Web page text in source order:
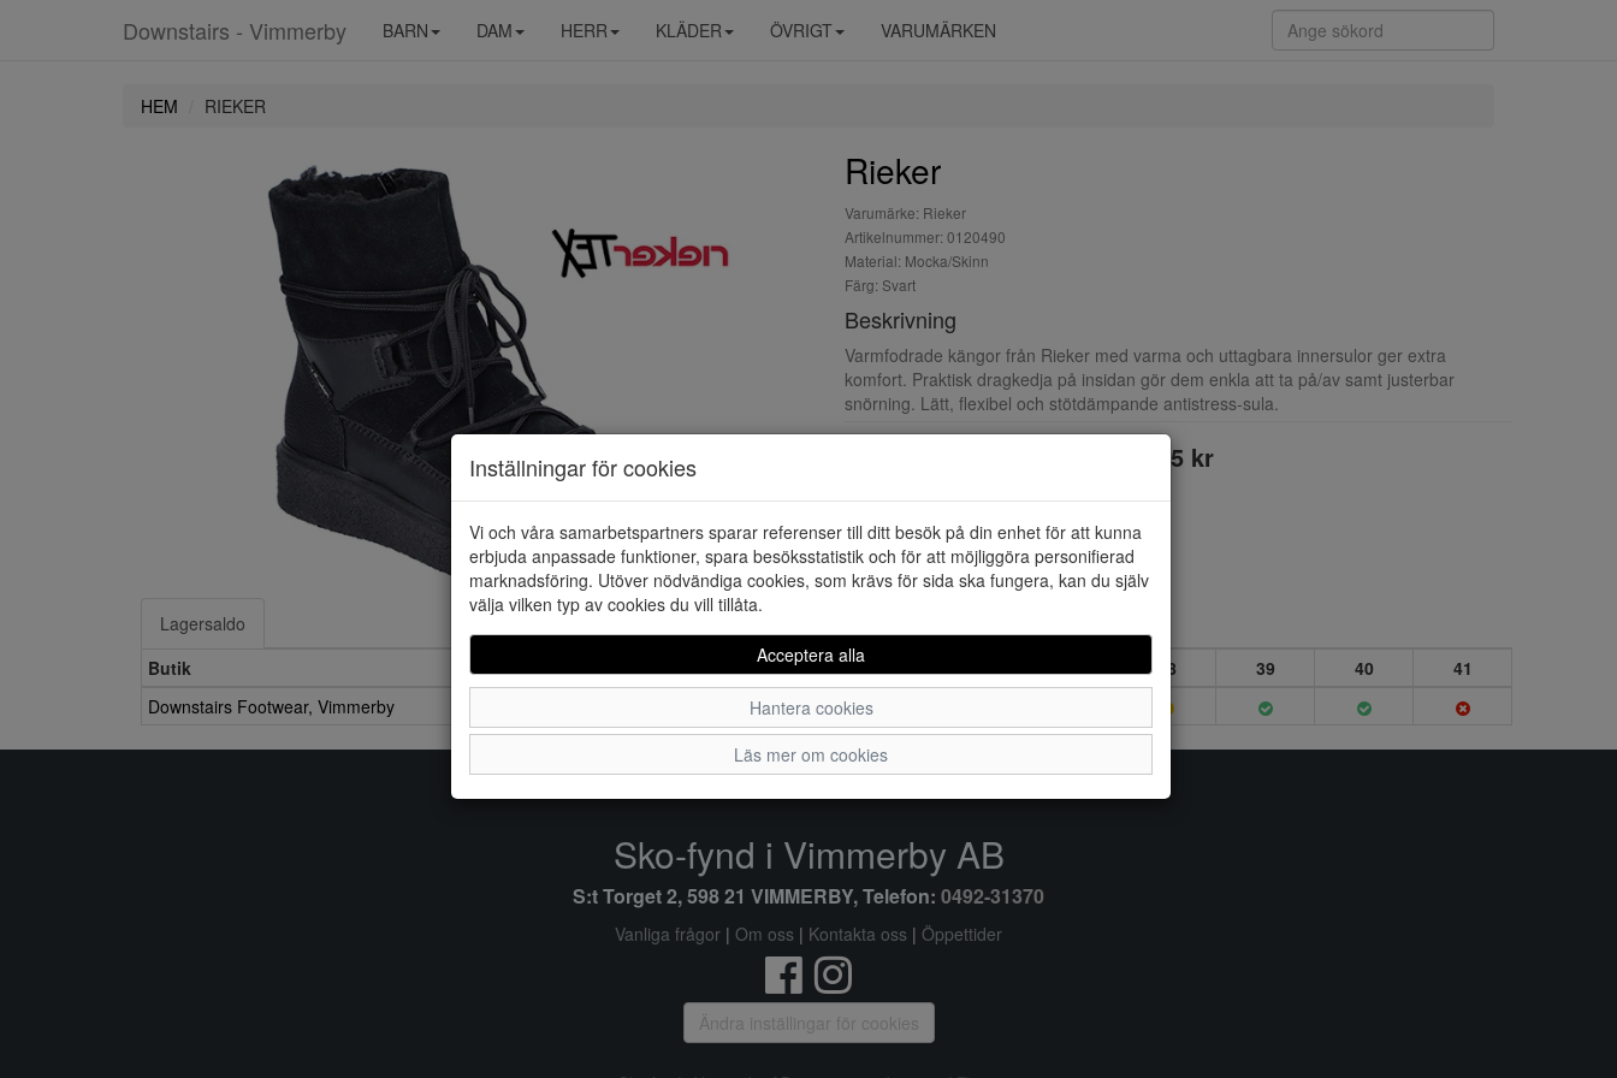
Downstairs - Vimmerby BARN DAM HERR KLÄDER ÖVRIGT VARUMÄRKEN
HEM RIEKER
Rieker
Varumärke: Rieker
Artikelnummer: 0120490
Material: Mocka/Skinn
Färg: Svart
Beskrivning
Varmfodrade kängor från Rieker med varma och uttagbara innersulor ger extra
komfort. Praktisk dragkedja på insidan gör dem enkla att ta på/av samt justerbar
snörning. Lätt, flexibel och stötdämpande antistress-sula.
995 kr
Lagersaldo
Butik
36 37 38 39 40
41
Downstairs Footwear, Vimmerby
Inställningar för cookies
Vi och våra samarbetspartners sparar referenser till ditt besök på din enhet för att kunna
erbjuda anpassade funktioner, spara besöksstatistik och för att möjliggöra personifierad
marknadsföring. Utöver nödvändiga cookies, som krävs för sida ska fungera, kan du själv
välja vilken typ av cookies du vill tillåta.
Acceptera alla
Hantera cookies
Läs mer om cookies
Sko-fynd i Vimmerby AB
S:t Torget 2, 598 21 VIMMERBY, Telefon: 0492-31370
Vanliga frågor | Om oss | Kontakta oss | Öppettider
Ändra inställingar för cookies